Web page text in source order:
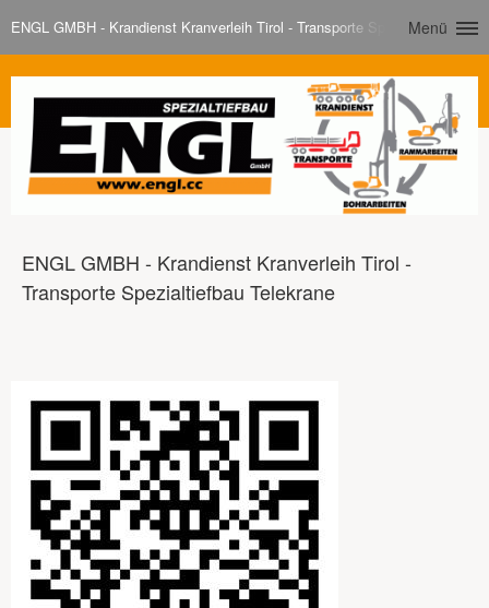
ENGL GMBH - Krandienst Kranverleih Tirol - Transporte Spezialtiefbau
Menü
ENGL GMBH - Krandienst Kranverleih Tirol -
Transporte Spezialtiefbau Telekrane